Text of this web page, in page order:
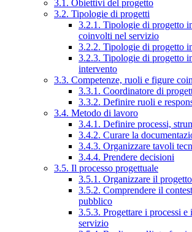
3.1. Obiettivi del progetto
3.2. Tipologie di progetti
3.2.1. Tipologie di progetto
coinvolti nel servizio
3.2.2. Tipologie di progetto
3.2.3. Tipologie di progetto
intervento
3.3. Competenze, ruoli e figure
3.3.1. Coordinatore di
3.3.2. Definire ruoli e
3.4. Metodo di lavoro
3.4.1. Definire processi,
3.4.2. Curare la
3.4.3. Organizzare tavoli
3.4.4. Prendere decisioni
3.5. Il processo progettuale
3.5.1. Organizzare il
3.5.2. Comprendere il
pubblico
3.5.3. Progettare i processi e i
servizio